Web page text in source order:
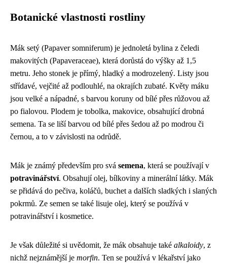
Botanické vlastnosti rostliny
Mák setý (Papaver somniferum) je jednoletá bylina z čeledi
makovitých (Papaveraceae), která dorůstá do výšky až 1,5
metru. Jeho stonek je přímý, hladký a modrozelený. Listy jsou
střídavé, vejčité až podlouhlé, na okrajích zubaté. Květy máku
jsou velké a nápadné, s barvou koruny od bílé přes růžovou až
po fialovou. Plodem je tobolka, makovice, obsahující drobná
semena. Ta se liší barvou od bílé přes šedou až po modrou či
černou, a to v závislosti na odrůdě.
Mák je známý především pro svá semena, která se používají v
potravinářství. Obsahují olej, bílkoviny a minerální látky. Mák
se přidává do pečiva, koláčů, buchet a dalších sladkých i slaných
pokrmů. Ze semen se také lisuje olej, který se používá v
potravinářství i kosmetice.
Je však důležité si uvědomit, že mák obsahuje také alkaloidy, z
nichž nejznámější je morfin. Ten se používá v lékařství jako